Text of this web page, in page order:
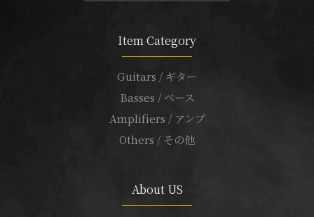
Item Category
Guitars / ギター
Basses / ベース
Amplifiers / アンプ
Others / その他
About US